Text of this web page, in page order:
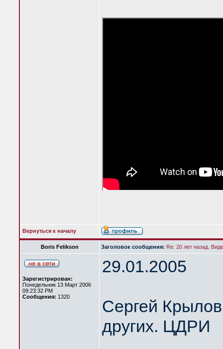
Вернуться к началу
Boris Felikson Заголовок сообщения: Re: 20 лет назад.
Зарегистрирован:
Понедельник 13 Март 2006
09:23:32 PM
Сообщения: 1320
29.01.2005
Сергей
других. ЦДРИ